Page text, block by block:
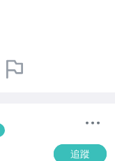
追蹤